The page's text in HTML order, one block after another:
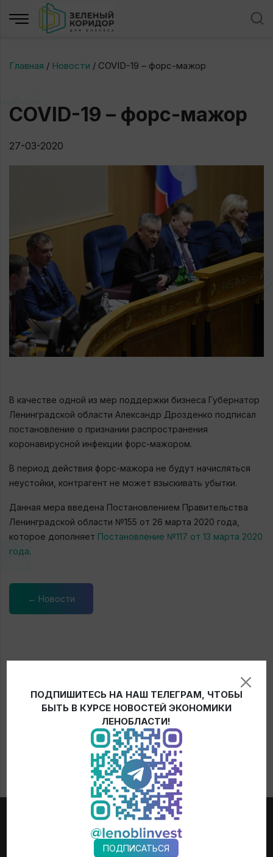
Главная / Новости / COVID-19 – форс-мажор
COVID-19 – форс-мажор
27-03-2020
В качестве одной из мер поддержки бизнеса Губернатор
Ленинградской области Александр Дрозденко подписал
постановление о признании распространения
коронавирусной инфекции форс-мажором.
В период действия форс-мажора не будут начисляться
неустойки, контрагент не может взыскивать убытки.
Данная мера введена Постановлением Правительства
Ленинградской области №155 от 26 марта 2020 года,
которое дополняет Постановление №117 от 13 марта 2020
года.
← Новости
ПОДПИШИТЕСЬ НА НАШ ТЕЛЕГРАМ, ЧТОБЫ
БЫТЬ В КУРСЕ НОВОСТЕЙ ЭКОНОМИКИ
ЛЕНОБЛАСТИ!
ПОДПИСАТЬСЯ